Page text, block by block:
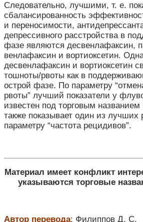
Следовательно, лучшими, т. е.
сбалансированность
и переносимости,
депрессивного расстройства в
фазе являются десвенлафаксин,
венлафаксин и вортиоксетин.
десвенлафаксин и вортиоксетин
тошноты/рвоты как в
острой фазе. По параметру
рвоты” лучший показатели у
известен под торговым названием
также показывает один из лучших
параметру “частота рецидивов”.
Материал имеет конфликт
указываются торговые
Автор перевода: Филиппов Д. С.